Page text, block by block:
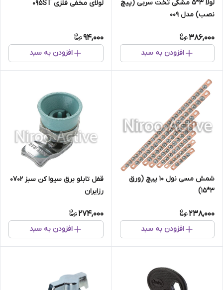
لولا ۳*۵ مشکی تخت سربی (پیچ
نصب) مدل ۰۰۹
386,000
افزودن به سبد
لولای مخفی فلزی 095ST
94,000
افزودن به سبد
شمش مسی نول ۱۰ پیچ (ورق
۳*۱۵)
238,000
افزودن به سبد
قفل تابلو برق سیوا کن سبز ۰۷۰۲
رزایران
274,000
افزودن به سبد